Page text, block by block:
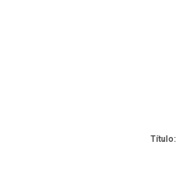
Título: